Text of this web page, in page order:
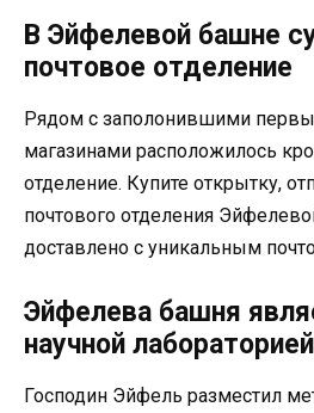
В Эйфелевой башне
почтовое отделение
Рядом с заполонившими
магазинами расположилось
отделение. Купите открытку,
почтового отделения
доставлено с уникальным
Эйфелева башня
научной лабораторией
Господин Эйфель разместил